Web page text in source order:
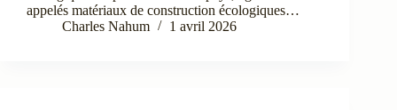
appelés matériaux de construction écologiques…
Charles Nahum
1 avril 2026